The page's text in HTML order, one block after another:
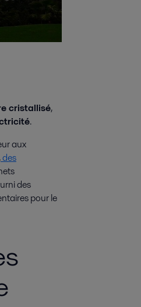
cristallisé,
.
aux
des
des
pour le